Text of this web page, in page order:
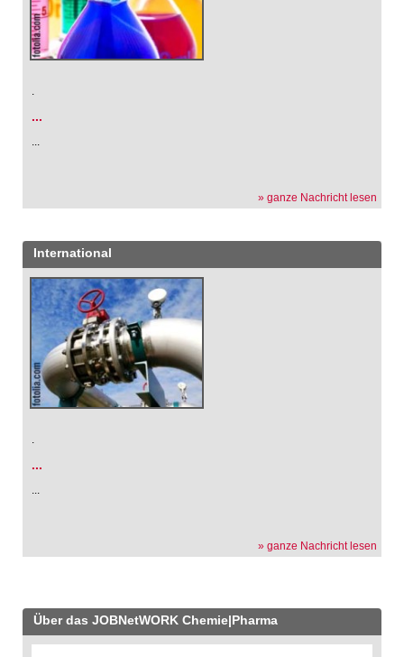
.
...
...
» ganze Nachricht lesen
International
.
...
...
» ganze Nachricht lesen
Über das JOBNetWORK Chemie|Pharma